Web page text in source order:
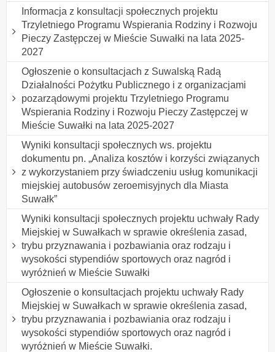
Informacja z konsultacji społecznych projektu
Trzyletniego Programu Wspierania Rodziny i Rozwoju
Pieczy Zastępczej w Mieście Suwałki na lata 2025-
2027
Ogłoszenie o konsultacjach z Suwalską Radą
Działalności Pożytku Publicznego i z organizacjami
pozarządowymi projektu Trzyletniego Programu
Wspierania Rodziny i Rozwoju Pieczy Zastępczej w
Mieście Suwałki na lata 2025-2027
Wyniki konsultacji społecznych ws. projektu
dokumentu pn. „Analiza kosztów i korzyści związanych
z wykorzystaniem przy świadczeniu usług komunikacji
miejskiej autobusów zeroemisyjnych dla Miasta
Suwałk”
Wyniki konsultacji społecznych projektu uchwały Rady
Miejskiej w Suwałkach w sprawie określenia zasad,
trybu przyznawania i pozbawiania oraz rodzaju i
wysokości stypendiów sportowych oraz nagród i
wyróżnień w Mieście Suwałki
Ogłoszenie o konsultacjach projektu uchwały Rady
Miejskiej w Suwałkach w sprawie określenia zasad,
trybu przyznawania i pozbawiania oraz rodzaju i
wysokości stypendiów sportowych oraz nagród i
wyróżnień w Mieście Suwałki.